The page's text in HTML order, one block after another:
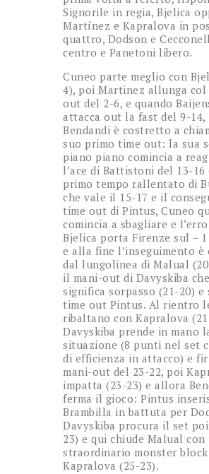
Signorile in regia, Bjelica
Martínez e Kapralova in
quattro, Dodson e
centro e Panetoni libero.
Cuneo parte meglio con
4), poi Martinez allunga col
out del 2-6, e quando
attacca out la fast del 9-14,
Bendandi è costretto a
suo primo time out: la sua
piano piano comincia a
l’ace di Battistoni del 13-
primo tempo rallentato di
che vale il 15-17 e il
time out di Pintus, Cuneo
comincia a sbagliare e
Bjelica porta Firenze sul – 1
e alla fine l’inseguimento è
dal lungolinea di Malual
il mani-out di Davyskiba che
significa sorpasso (21-20) e
time out Pintus. Al rientro
ribaltano con Kapralova
Davyskiba prende in mano
situazione (8 punti nel set
di efficienza in attacco) e
mani-out del 23-22, poi
impatta (23-23) e allora
ferma il gioco: Pintus
Brambilla in battuta per
Davyskiba procura il set
23) e qui chiude Malual con
straordinario monster
Kapralova (25-23).